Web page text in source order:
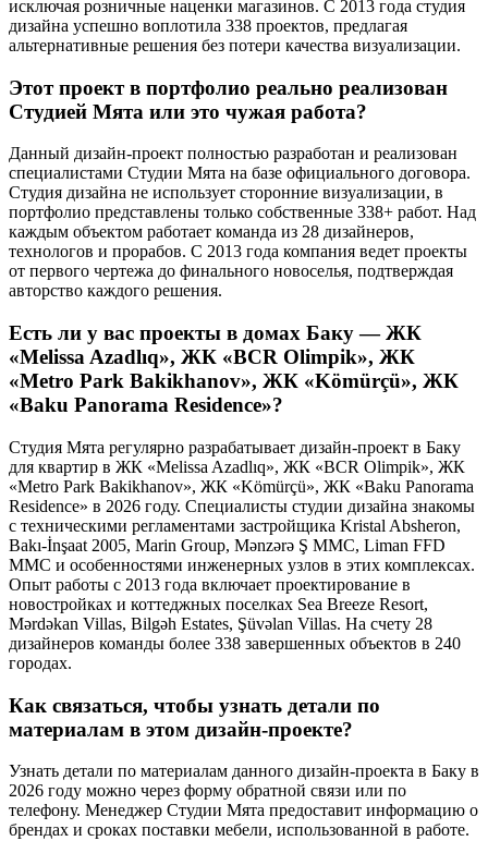
исключая розничные наценки магазинов. С 2013 года студия
дизайна успешно воплотила 338 проектов, предлагая
альтернативные решения без потери качества визуализации.
Этот проект в портфолио реально реализован
Студией Мята или это чужая работа?
Данный дизайн-проект полностью разработан и реализован
специалистами Студии Мята на базе официального договора.
Студия дизайна не использует сторонние визуализации, в
портфолио представлены только собственные 338+ работ. Над
каждым объектом работает команда из 28 дизайнеров,
технологов и прорабов. С 2013 года компания ведет проекты
от первого чертежа до финального новоселья, подтверждая
авторство каждого решения.
Есть ли у вас проекты в домах Баку — ЖК
«Melissa Azadlıq», ЖК «BCR Olimpik», ЖК
«Metro Park Bakikhanov», ЖК «Kömürçü», ЖК
«Baku Panorama Residence»?
Студия Мята регулярно разрабатывает дизайн-проект в Баку
для квартир в ЖК «Melissa Azadlıq», ЖК «BCR Olimpik», ЖК
«Metro Park Bakikhanov», ЖК «Kömürçü», ЖК «Baku Panorama
Residence» в 2026 году. Специалисты студии дизайна знакомы
с техническими регламентами застройщика Kristal Absheron,
Bakı-İnşaat 2005, Marin Group, Mənzərə Ş MMC, Liman FFD
MMC и особенностями инженерных узлов в этих комплексах.
Опыт работы с 2013 года включает проектирование в
новостройках и коттеджных поселках Sea Breeze Resort,
Mərdəkan Villas, Bilgəh Estates, Şüvəlan Villas. На счету 28
дизайнеров команды более 338 завершенных объектов в 240
городах.
Как связаться, чтобы узнать детали по
материалам в этом дизайн-проекте?
Узнать детали по материалам данного дизайн-проекта в Баку в
2026 году можно через форму обратной связи или по
телефону. Менеджер Студии Мята предоставит информацию о
брендах и сроках поставки мебели, использованной в работе.